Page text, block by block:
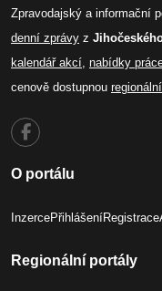
Zpravodajský a informační
denní zprávy z
kalendář akcí, nabídky
cenově dostupnou
O portálu
InzercePřihlášeníRegistrace
Regionální portály